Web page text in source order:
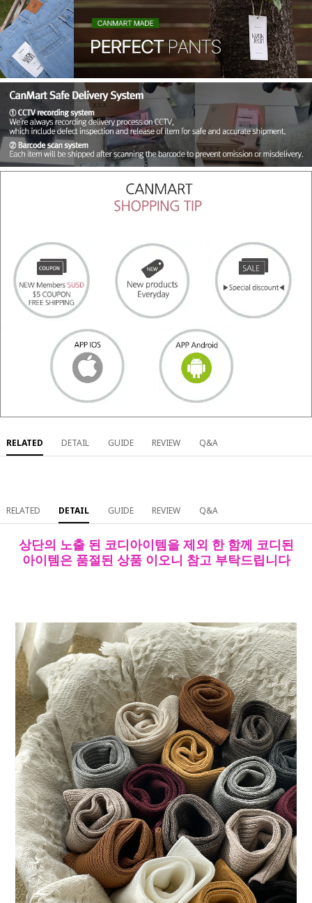
RELATED DETAIL GUIDE REVIEW Q&A
RELATED DETAIL GUIDE REVIEW Q&A
상단의 노출 된 코디아이템을 제외 한 함께 코디된
아이템은 품절된 상품 이오니 참고 부탁드립니다